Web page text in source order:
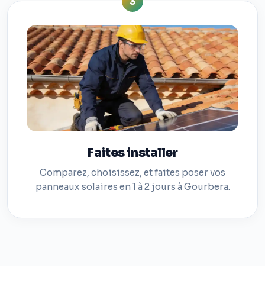
Faites installer
Comparez, choisissez, et faites poser vos
panneaux solaires en 1 à 2 jours à Gourbera.